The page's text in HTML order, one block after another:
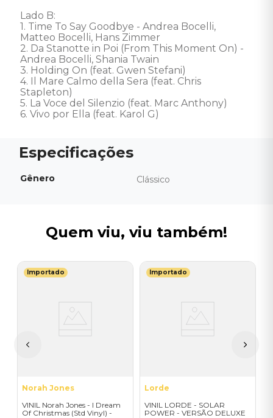
Lado B:
1. Time To Say Goodbye - Andrea Bocelli,
Matteo Bocelli, Hans Zimmer
2. Da Stanotte in Poi (From This Moment On) -
Andrea Bocelli, Shania Twain
3. Holding On (feat. Gwen Stefani)
4. Il Mare Calmo della Sera (feat. Chris
Stapleton)
5. La Voce del Silenzio (feat. Marc Anthony)
6. Vivo por Ella (feat. Karol G)
Gênero Clássico
Quem viu, viu também!
Importado
Norah Jones
VINIL Norah Jones - I Dream
Of Christmas (Std Vinyl) -
Importado
Lorde
VINIL LORDE - SOLAR
POWER - VERSÃO DELUXE